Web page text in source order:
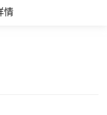
情